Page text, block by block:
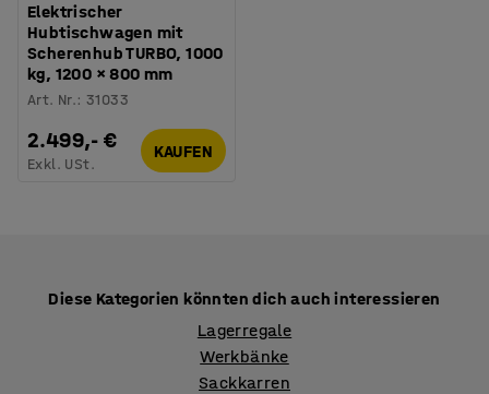
Elektrischer
Hubtischwagen mit
Scherenhub TURBO, 1000
kg, 1200 × 800 mm
Art. Nr.:31033
2.499,- €
Exkl. USt.
KAUFEN
Diese Kategorien könnten dich auch interessieren
Lagerregale
Werkbänke
Sackkarren